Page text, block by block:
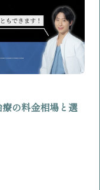
の料金相場と選